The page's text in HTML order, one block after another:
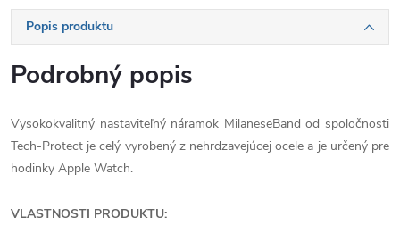
Popis produktu
Podrobný popis
Vysokokvalitný nastaviteľný náramok MilaneseBand od spoločnosti
Tech-Protect je celý vyrobený z nehrdzavejúcej ocele a je určený pre
hodinky Apple Watch.
VLASTNOSTI PRODUKTU: